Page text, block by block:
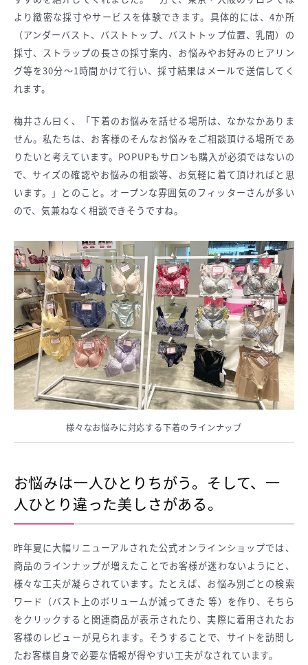
より緻密な採寸やサービスを体験できます。具体的には、4か所
（アンダーバスト、バストトップ、バストトップ位置、乳間）の
採寸、ストラップの長さの採寸案内、お悩みやお好みのヒアリン
グ等を30分～1時間かけて行い、採寸結果はメールで送信してく
れます。
梅井さん曰く、「下着のお悩みを話せる場所は、なかなかありま
せん。私たちは、お客様のそんなお悩みをご相談頂ける場所であ
りたいと考えています。POPUPもサロンも購入が必須ではないの
で、サイズの確認やお悩みの相談等、お気軽に着て頂ければと思
います。」とのこと。オープンな雰囲気のフィッターさんが多い
ので、気兼ねなく相談できそうですね。
様々なお悩みに対応する下着のラインナップ
お悩みは一人ひとりちがう。そして、一
人ひとり違った美しさがある。
昨年夏に大幅リニューアルされた公式オンラインショップでは、
商品のラインナップが増えたことでお客様が迷わないようにと、
様々な工夫が凝らされています。たとえば、お悩み別ごとの検索
ワード（バスト上のボリュームが減ってきた 等）を作り、そちら
をクリックすると関連商品が表示されたり、実際に着用されたお
客様のレビューが見られます。そうすることで、サイトを訪問し
たお客様自身で必要な情報が得やすい工夫がなされています。